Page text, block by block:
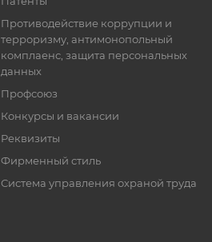
Противодействие коррупции и
терроризму, антимонопольный
комплаенс, защита персональных
данных
Профсоюз
Конкурсы и вакансии
Реквизиты
Фирменный стиль
Система управления охраной труда